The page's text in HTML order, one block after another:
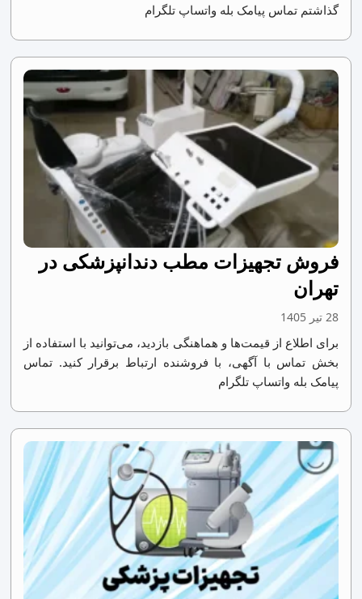
گذاشتم تماس پیامک بله واتساپ تلگرام
فروش تجهیزات مطب دندانپزشکی در
تهران
28 تیر 1405
برای اطلاع از قیمت‌ها و هماهنگی بازدید، می‌توانید با استفاده از
بخش تماس با آگهی، با فروشنده ارتباط برقرار کنید. تماس
پیامک بله واتساپ تلگرام